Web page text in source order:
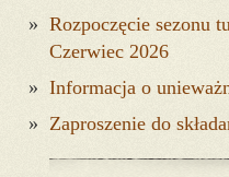
Rozpoczęcie sezonu
Czerwiec 2026
Informacja o
Zaproszenie do